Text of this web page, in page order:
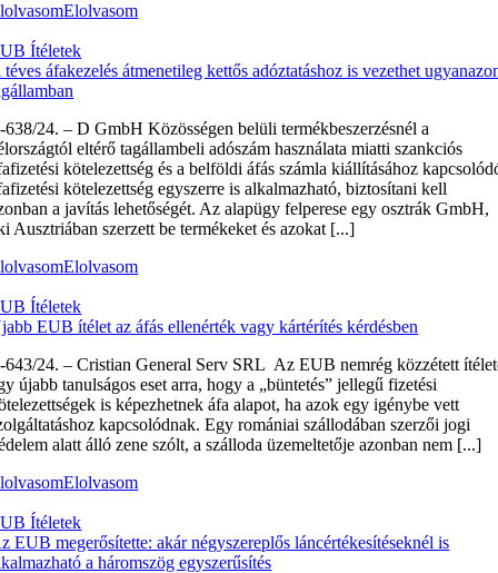
Elolvasom
Ítéletek
téves áfakezelés átmenetileg kettős adóztatáshoz is vezethet
24. – D GmbH Közösségen belüli termékbeszerzésnél a
eltérő tagállambeli adószám használata miatti szankciós
kötelezettség és a belföldi áfás számla kiállításához
kötelezettség egyszerre is alkalmazható, biztosítani kell
a javítás lehetőségét. Az alapügy felperese egy osztrák GmbH,
Ausztriában szerzett be termékeket és azokat [...]
Elolvasom
Ítéletek
EUB ítélet az áfás ellenérték vagy kártérítés kérdésben
24. – Cristian General Serv SRL Az EUB nemrég közzétett
újabb tanulságos eset arra, hogy a „büntetés” jellegű fizetési
is képezhetnek áfa alapot, ha azok egy igénybe vett
kapcsolódnak. Egy romániai szállodában szerzői jogi
alatt álló zene szólt, a szálloda üzemeltetője azonban nem [...]
Elolvasom
Ítéletek
EUB megerősítette: akár négyszereplős láncértékesítéseknél is
a háromszög egyszerűsítés